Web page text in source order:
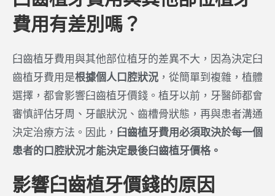
費用有差別嗎？
臼齒植牙費用與其他部位植牙的差異不大，因為決定臼
齒植牙費用是根據個人口腔狀況 ，從簡單到複雜，植體
選擇，都會影響臼齒植牙價錢。植牙以前，牙醫師都會
審慎評估牙周、牙齦狀況、齒槽骨狀態，再與患者溝通
決定治療方法。因此， 臼齒植牙費用必須取決於每一個
患者的口腔狀況才能決定最後臼齒植牙價格。
影響臼齒植牙價錢的原因